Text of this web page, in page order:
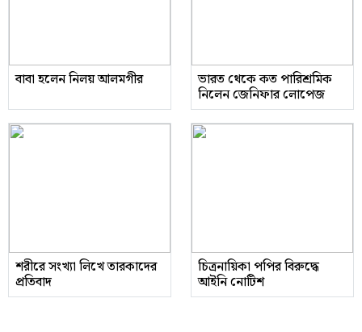
বাবা হলেন নিলয় আলমগীর ভারত থেকে কত পারিশ্রমিক
নিলেন জেনিফার লোপেজ
শরীরে সংখ্যা লিখে তারকাদের
প্রতিবাদ
চিত্রনায়িকা পপির বিরুদ্ধে
আইনি নোটিশ